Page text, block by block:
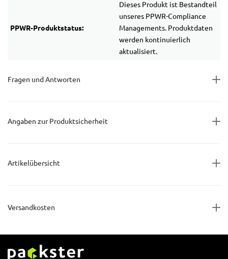
PPWR-Produktstatus:
Dieses Produkt ist Bestandteil
unseres PPWR-Compliance
Managements. Produktdaten
werden kontinuierlich
aktualisiert.
Fragen und Antworten
Angaben zur Produktsicherheit
Artikelübersicht
Versandkosten